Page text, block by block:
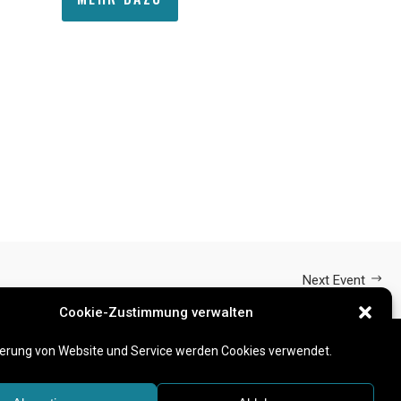
Cookie-Zustimmung verwalten
von Website und Service werden Cookies verwendet.
Next Event